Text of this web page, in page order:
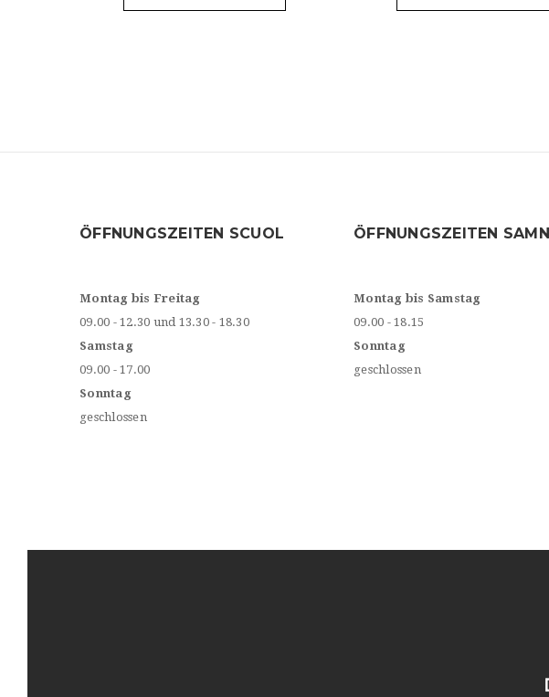
ÖFFNUNGSZEITEN SCUOL
Montag bis Freitag
09.00 - 12.30 und 13.30 - 18.30
Samstag
09.00 - 17.00
Sonntag
geschlossen
ÖFFNUNGSZEITEN
Montag bis Samstag
09.00 - 18.15
Sonntag
geschlossen